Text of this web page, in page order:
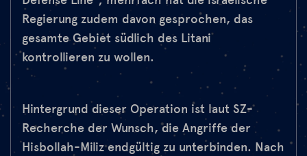
Regierung zudem davon gesprochen, das
gesamte Gebiet südlich des Litani
kontrollieren zu wollen.
Hintergrund dieser Operation ist laut SZ-
Recherche der Wunsch, die Angriffe der
Hisbollah-Miliz endgültig zu unterbinden. Nach